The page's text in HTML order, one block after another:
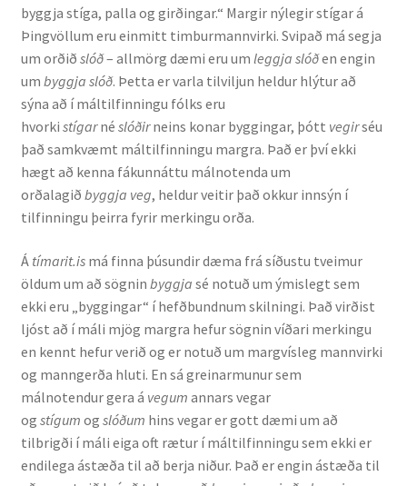
Óritrýnt fræðilegt efni
Málfarspistlar
Fræðilegir fyrirlestrar
Ýmis erindi
Blaðaefni
English
Administration
CV
Publications
Research
byggja stíga, palla og girðingar.“ Margir nýlegir stígar á
Þingvöllum eru einmitt timburmannvirki. Svipað má segja
um orðið slóð– allmörg dæmi eru um leggja slóðen engin
um byggja slóð. Þetta er varla tilviljun heldur hlýtur að
sýna að í máltilfinningu fólks eru
hvorki stígarné slóðirneins konar byggingar, þótt vegirséu
það samkvæmt máltilfinningu margra. Það er því ekki
hægt að kenna fákunnáttu málnotenda um
orðalagið byggja veg, heldur veitir það okkur innsýn í
tilfinningu þeirra fyrir merkingu orða.
Á tímarit.ismá finna þúsundir dæma frá síðustu tveimur
öldum um að sögnin byggja sé notuð um ýmislegt sem
ekki eru „byggingar“ í hefðbundnum skilningi. Það virðist
ljóst að í máli mjög margra hefur sögnin víðari merkingu
en kennt hefur verið og er notuð um margvísleg mannvirki
og manngerða hluti. En sá greinarmunur sem
málnotendur gera á vegum annars vegar
og stígum og slóðum hins vegar er gott dæmi um að
tilbrigði í máli eiga oft rætur í máltilfinningu sem ekki er
endilega ástæða til að berja niður. Það er engin ástæða til